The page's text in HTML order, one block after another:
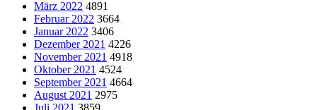
März 2022 4891
Februar 2022 3664
Januar 2022 3406
Dezember 2021 4226
November 2021 4918
Oktober 2021 4524
September 2021 4664
August 2021 2975
Juli 2021 3859